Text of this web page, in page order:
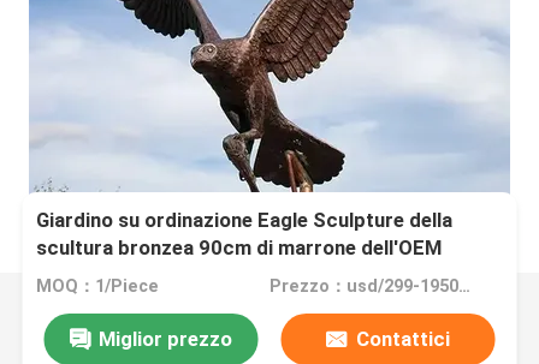
Giardino su ordinazione Eagle Sculpture della
scultura bronzea 90cm di marrone dell'OEM
MOQ：1/Piece Prezzo：usd/299-19500/Piece
Miglior prezzo Contattici